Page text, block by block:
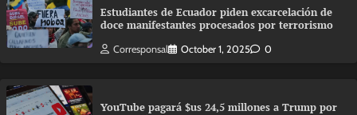
Estudiantes de Ecuador piden excarcelación de
doce manifestantes procesados por terrorismo
Corresponsal October 1, 2025 0
YouTube pagará $us 24,5 millones a Trump por